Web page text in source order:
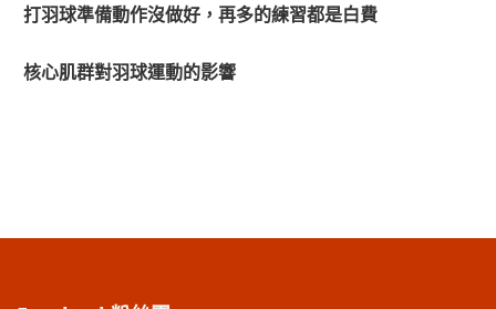
打羽球準備動作沒做好，再多的練習都是白費
核心肌群對羽球運動的影響